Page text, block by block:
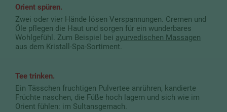
Orient spüren.
Zwei oder vier Hände lösen Verspannungen. Cremen und
Öle pflegen die Haut und sorgen für ein wunderbares
Wohlgefühl. Zum Beispiel bei ayurvedischen Massagen
aus dem Kristall-Spa-Sortiment.
Tee trinken.
Ein Tässchen fruchtigen Pulvertee anrühren, kandierte
Früchte naschen, die Füße hoch lagern und sich wie im
Orient fühlen: im Sultansgemach.